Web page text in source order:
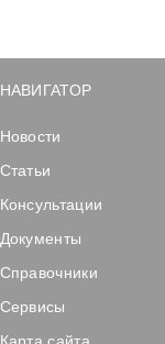
НАВИГАТОР
Новости
Статьи
Консультации
Документы
Справочники
Сервисы